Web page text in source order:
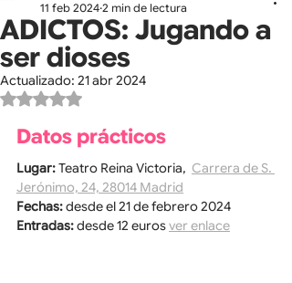
ADICTOS: Jugando a
ser dioses
11 feb 2024 2 min de lectura
Actualizado: 21 abr 2024
Obtuvo NaN de 5 estrellas.
Datos prácticos
Lugar: Teatro Reina Victoria, Carrera de S.
Jerónimo, 24, 28014 Madrid
Fechas: desde el 21 de febrero 2024
Entradas: desde 12 euros ver enlace